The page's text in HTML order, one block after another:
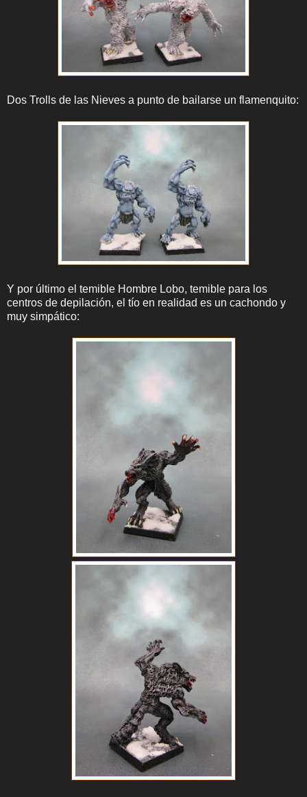
Dos Trolls de las Nieves a punto de bailarse un flamenquito:
Y por último el temible Hombre Lobo, temible para los
centros de depilación, el tío en realidad es un cachondo y
muy simpático: